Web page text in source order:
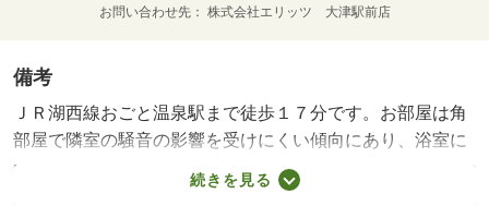
お問い合わせ先 株式会社エリッツ 大津駅前店
備考
ＪＲ湖西線おごと温泉駅まで徒歩１７分です。お部屋は角
部屋で隣室の騒音の影響を受けにくい傾向にあり、浴室に
は浴室乾燥機が設置されております。周辺にはセブンイレ
ブン おごとマリーナ店があり便利です。・インターネッ
続きを見る